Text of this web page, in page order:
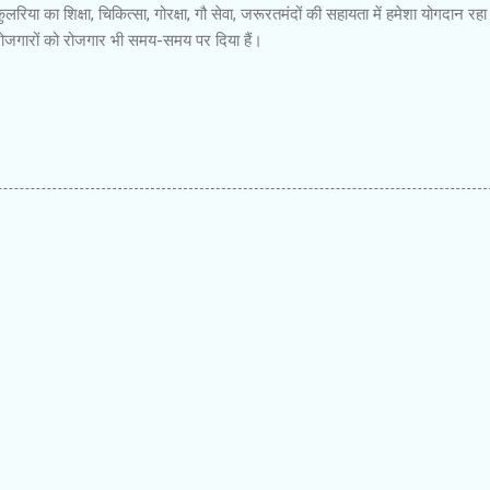
का शिक्षा, चिकित्सा, गोरक्षा, गौ सेवा, जरूरतमंदों की सहायता में हमेशा योगदान
को रोजगार भी समय-समय पर दिया हैं।